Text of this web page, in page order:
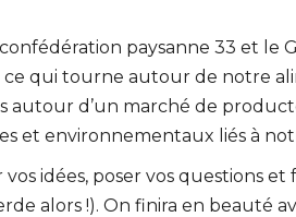
confédération paysanne 33 et
qui tourne autour de notre
autour d’un marché de
et environnementaux liés à
vos idées, poser vos questions
alors !). On finira en